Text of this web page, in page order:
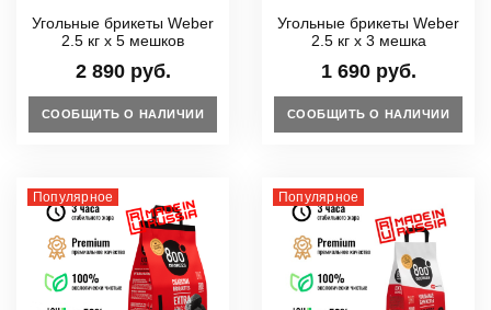
Угольные брикеты Weber
2.5 кг х 5 мешков
2 890 руб.
СООБЩИТЬ О НАЛИЧИИ
Угольные брикеты Weber
2.5 кг х 3 мешка
1 690 руб.
СООБЩИТЬ О НАЛИЧИИ
Популярное Популярное